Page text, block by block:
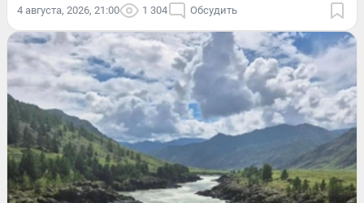
4 августа, 2026, 21:00 1 304 Обсудить